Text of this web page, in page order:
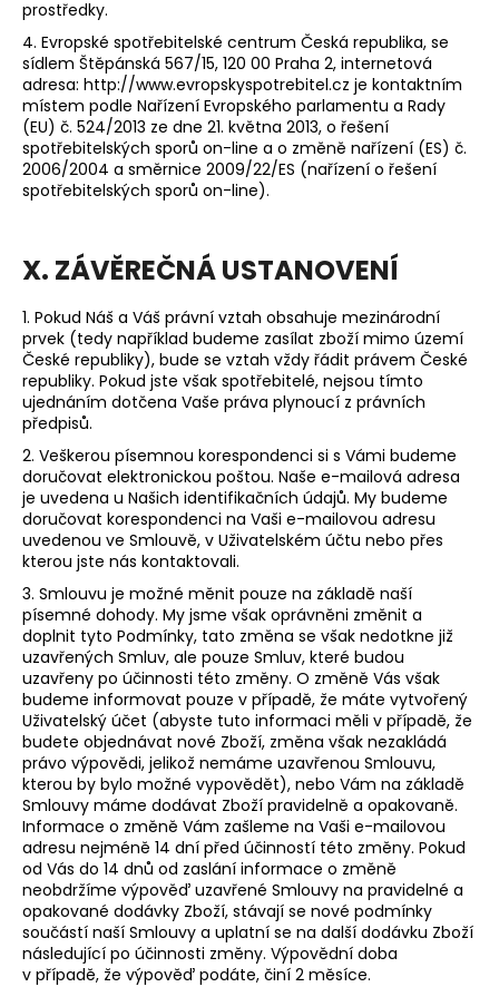
prostředky.
4. Evropské spotřebitelské centrum Česká republika, se
sídlem Štěpánská 567/15, 120 00 Praha 2, internetová
adresa: http://www.evropskyspotrebitel.cz je kontaktním
místem podle Nařízení Evropského parlamentu a Rady
(EU) č. 524/2013 ze dne 21. května 2013, o řešení
spotřebitelských sporů on-line a o změně nařízení (ES) č.
2006/2004 a směrnice 2009/22/ES (nařízení o řešení
spotřebitelských sporů on-line).
X. ZÁVĚREČNÁ USTANOVENÍ
1. Pokud Náš a Váš právní vztah obsahuje mezinárodní
prvek (tedy například budeme zasílat zboží mimo území
České republiky), bude se vztah vždy řádit právem České
republiky. Pokud jste však spotřebitelé, nejsou tímto
ujednáním dotčena Vaše práva plynoucí z právních
předpisů.
2. Veškerou písemnou korespondenci si s Vámi budeme
doručovat elektronickou poštou. Naše e-mailová adresa
je uvedena u Našich identifikačních údajů. My budeme
doručovat korespondenci na Vaši e-mailovou adresu
uvedenou ve Smlouvě, v Uživatelském účtu nebo přes
kterou jste nás kontaktovali.
3. Smlouvu je možné měnit pouze na základě naší
písemné dohody. My jsme však oprávněni změnit a
doplnit tyto Podmínky, tato změna se však nedotkne již
uzavřených Smluv, ale pouze Smluv, které budou
uzavřeny po účinnosti této změny. O změně Vás však
budeme informovat pouze v případě, že máte vytvořený
Uživatelský účet (abyste tuto informaci měli v případě, že
budete objednávat nové Zboží, změna však nezakládá
právo výpovědi, jelikož nemáme uzavřenou Smlouvu,
kterou by bylo možné vypovědět), nebo Vám na základě
Smlouvy máme dodávat Zboží pravidelně a opakovaně.
Informace o změně Vám zašleme na Vaši e-mailovou
adresu nejméně 14 dní před účinností této změny. Pokud
od Vás do 14 dnů od zaslání informace o změně
neobdržíme výpověď uzavřené Smlouvy na pravidelné a
opakované dodávky Zboží, stávají se nové podmínky
součástí naší Smlouvy a uplatní se na další dodávku Zboží
následující po účinnosti změny. Výpovědní doba
v případě, že výpověď podáte, činí 2 měsíce.